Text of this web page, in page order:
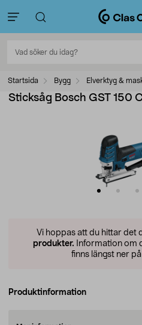
Startsida Bygg Elverktyg &
Sticksåg Bosch GST 150
Vi hoppas att du hittar det
produkter. Information om
finns längst ner
Produktinformation